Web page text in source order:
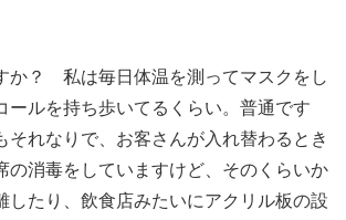
か？ 私は毎日体温を測ってマスクをし
ールを持ち歩いてるくらい。普通です
それなりで、お客さんが入れ替わるとき
の消毒をしていますけど、そのくらいか
したり、飲食店みたいにアクリル板の設